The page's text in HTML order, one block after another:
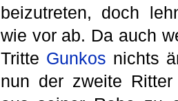
beizutreten, doch
wie vor ab. Da auch
Tritte Gunkos nichts
nun der zweite